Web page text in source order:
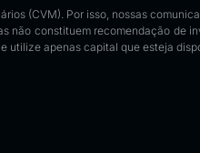
(CVM). Por isso, nossas
constituem recomendação de
apenas capital que esteja